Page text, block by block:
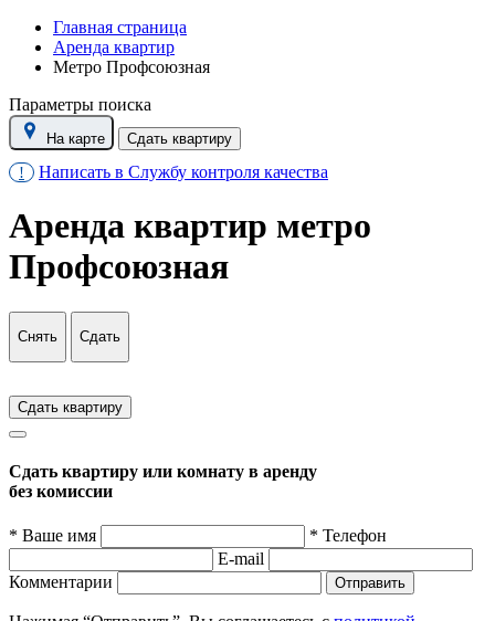
Главная страница
Аренда квартир
Метро Профсоюзная
Параметры поиска
На карте Сдать квартиру
! Написать в Службу контроля качества
Аренда квартир метро
Профсоюзная
Снять Сдать
Сдать квартиру
Сдать квартиру или комнату в аренду
без комиссии
* Ваше имя
* Телефон
E-mail
Комментарии
Отправить